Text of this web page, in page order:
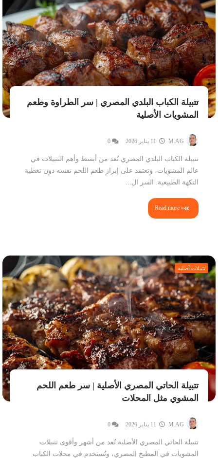
تتبيلة الكباب البلدي المصري | سر الطراوة وطعم
المشويات الأصلية
M.AG
0
تتبيلة الكباب البلدي المصري تُعد من أبسط وأهم التتبيلات في
عالم المشويات، وتعتمد على إبراز طعم اللحم نفسه دون تغطية
النكهة الطبيعية. السر ال...
Read more »
تتبيلات أصليه
تتبيلة الحاتي المصري الأصلية | سر طعم اللحم
المشوي مثل المحلات
M.AG
0
تتبيلة الحاتي المصري الأصلية تُعد من أشهر وأقوى تتبيلات
المشويات في المطبخ المصري، وتُستخدم في محلات الكباب